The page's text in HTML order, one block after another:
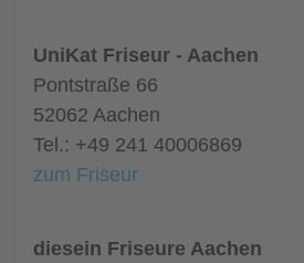
UniKat Friseur - Aachen
Pontstraße 66
52062 Aachen
Tel.: +49 241 40006869
zum Friseur
diesein Friseure Aachen